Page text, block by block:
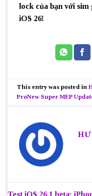
lock của bạn với
iOS 26!
This entry was posted in
ProNew Super MEP